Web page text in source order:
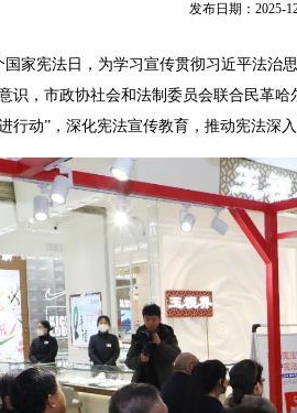
发布日期：2025-
宪法日，为学习宣传贯彻习近平法治
识，市政协社会和法制委员会联合民革
行动”，深化宪法宣传教育，推动宪法深入